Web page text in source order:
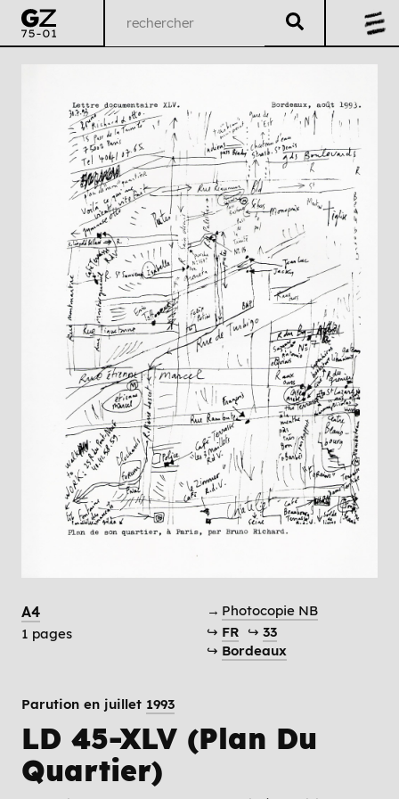
A4
1 pages
→ Photocopie NB
↪ FR ↪ 33
↪ Bordeaux
Parution en juillet 1993
LD 45-XLV (Plan Du
Quartier)